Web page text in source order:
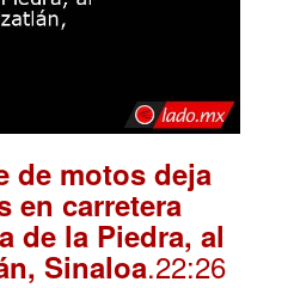
de motos deja
en carretera
de la Piedra, al
Sinaloa.22:26